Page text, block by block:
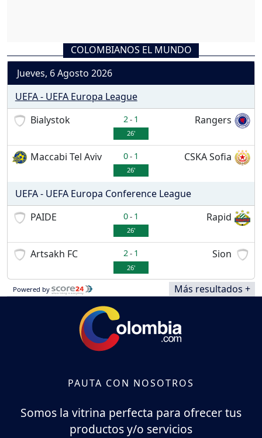
COLOMBIANOS EL MUNDO
Jueves, 6 Agosto 2026
UEFA - UEFA Europa League
Bialystok
2- 1 Rangers
26'
Maccabi Tel Aviv 0- 1 CSKA Sofia
26'
UEFA - UEFA Europa Conference League
PAIDE
0- 1 Rapid
26'
Artsakh FC 2- 1 Sion
26'
Powered by Más resultados +
PAUTA CON NOSOTROS
Somos la vitrina perfecta para ofrecer tus
productos y/o servicios